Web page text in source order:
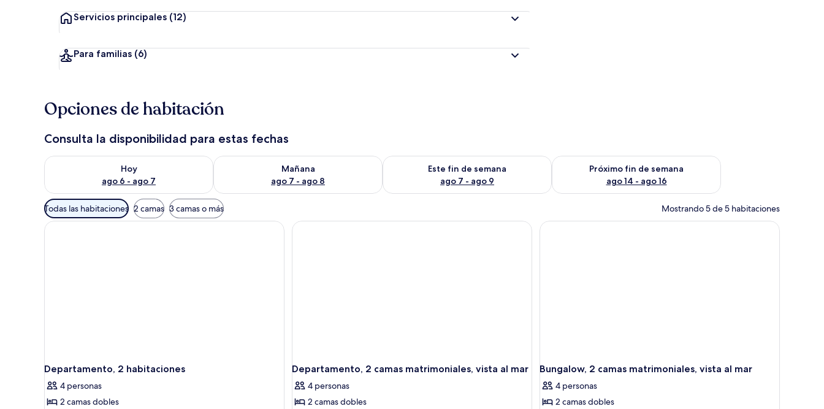
Servicios principales (12)
Para familias (6)
Opciones de habitación
Consulta la disponibilidad para estas fechas
Hoy
ago 6 - ago 7
Consulta la disponibilidad para hoy ago 6 - ago 7
Mañana
ago 7 - ago 8
Consulta la disponibilidad para mañana ago 7 - ago 8
Este fin de semana
ago 7 - ago 9
Consulta la disponibilidad para este fin de semana ago 7 - ago 9
Próximo fin de semana
ago 14 - ago 16
Consulta la disponibilidad para el próximo fin de semana ago
Filtros
disponibles
para
Todas las habitaciones 2 camas 3 camas o más Mostrando 5 de 5 habitaciones
Departamento, 2 habitaciones
4 personas
2 camas dobles
Departamento, 2 camas matrimoniales, vista al mar
4 personas
2 camas dobles
Bungalow, 2 camas matrimoniales, vista al mar
4 personas
2 camas dobles